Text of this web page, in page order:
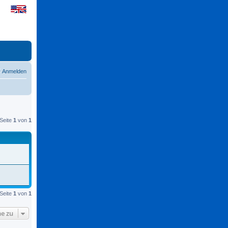
Anmelden
1 von 1
1 von 1
zu